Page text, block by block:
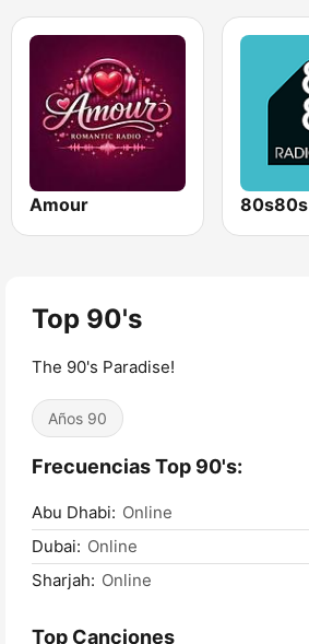
Amour 80s80s
Top 90's
The 90's Paradise!
Años 90
Frecuencias Top 90's:
Abu Dhabi: Online
Dubai: Online
Sharjah: Online
Top Canciones